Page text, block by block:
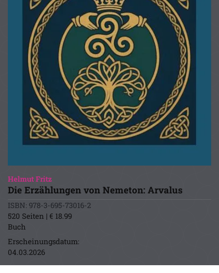
Helmut Fritz
Die Erzählungen von Nemeton: Arvalus
ISBN: 978-3-695-73016-2
520 Seiten | € 18.99
Buch
Erscheinungsdatum:
04.03.2026